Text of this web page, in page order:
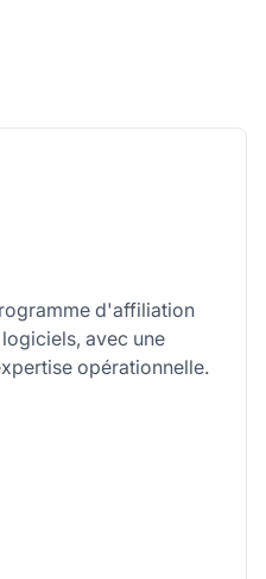
d'affiliation
avec une
opérationnelle.